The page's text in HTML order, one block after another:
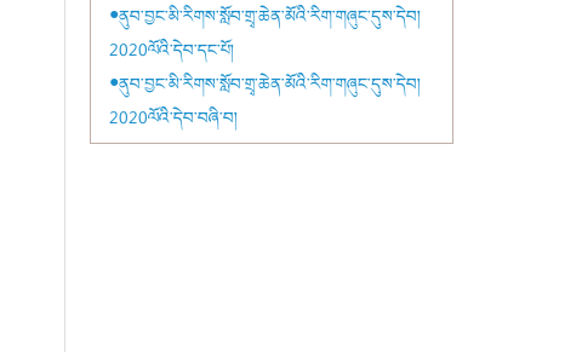
●ནུབ་བྱང་མི་རིགས་སློབ་གྲྭ་ཆེན་མོའི་རིག་གཞུང་དུས་དེབ།
2020ལོའི་དེབ་དང་པོ།
●ནུབ་བྱང་མི་རིགས་སློབ་གྲྭ་ཆེན་མོའི་རིག་གཞུང་དུས་དེབ།
2020ལོའི་དེབ་བཞི་བ།